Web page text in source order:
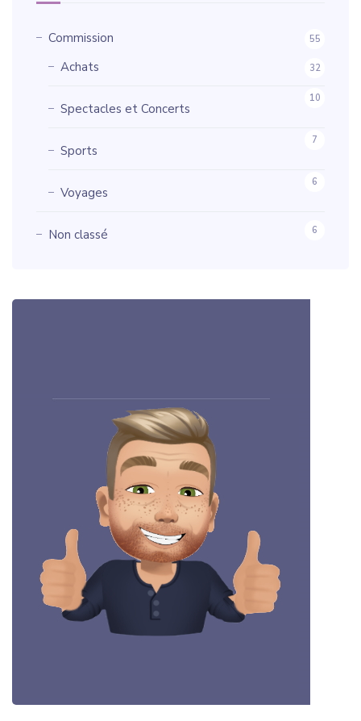
Commission 55
Achats 32
Spectacles et Concerts
10
Sports
7
Voyages
6
Non classé 6